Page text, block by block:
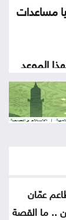
مساعدات
الموعد
مكّة
عمّان
.. ما القصة